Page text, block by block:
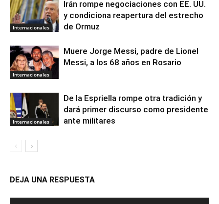
Internacionales
Irán rompe negociaciones con EE. UU.
y condiciona reapertura del estrecho
de Ormuz
Internacionales
Muere Jorge Messi, padre de Lionel
Messi, a los 68 años en Rosario
Internacionales
De la Espriella rompe otra tradición y
dará primer discurso como presidente
ante militares
DEJA UNA RESPUESTA